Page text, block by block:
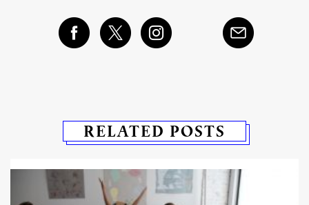
RELATED POSTS